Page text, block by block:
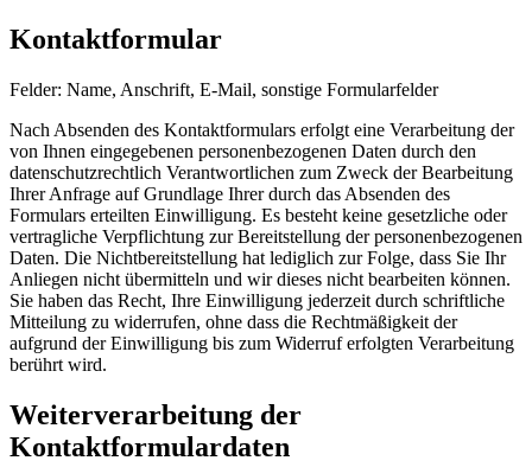
Kontaktformular
Felder: Name, Anschrift, E-Mail, sonstige Formularfelder
Nach Absenden des Kontaktformulars erfolgt eine Verarbeitung der
von Ihnen eingegebenen personenbezogenen Daten durch den
datenschutzrechtlich Verantwortlichen zum Zweck der Bearbeitung
Ihrer Anfrage auf Grundlage Ihrer durch das Absenden des
Formulars erteilten Einwilligung. Es besteht keine gesetzliche oder
vertragliche Verpflichtung zur Bereitstellung der personenbezogenen
Daten. Die Nichtbereitstellung hat lediglich zur Folge, dass Sie Ihr
Anliegen nicht übermitteln und wir dieses nicht bearbeiten können.
Sie haben das Recht, Ihre Einwilligung jederzeit durch schriftliche
Mitteilung zu widerrufen, ohne dass die Rechtmäßigkeit der
aufgrund der Einwilligung bis zum Widerruf erfolgten Verarbeitung
berührt wird.
Weiterverarbeitung der
Kontaktformulardaten